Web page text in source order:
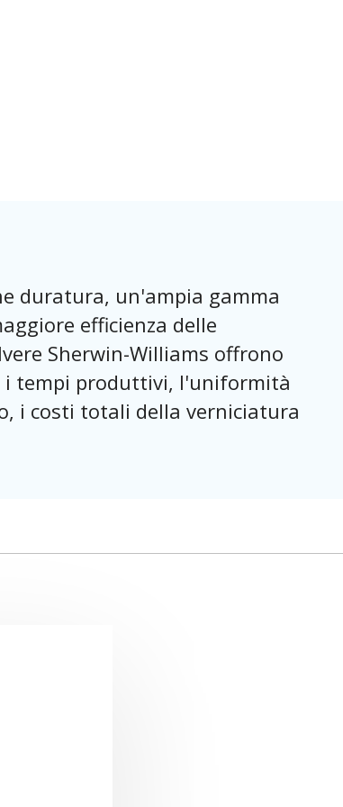
duratura, un'ampia gamma
efficienza delle
Sherwin-Williams offrono
i tempi produttivi, l'uniformità
i costi totali della verniciatura